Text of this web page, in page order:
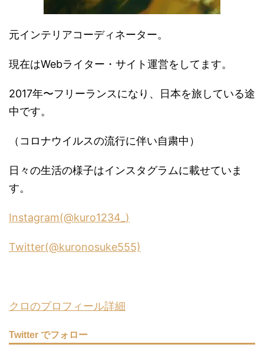
元インテリアコーディネーター。
現在はWebライター・サイト運営をしてます。
2017年〜フリーランスになり、日本を旅している途
中です。
（コロナウイルスの流行に伴い自粛中）
日々の生活の様子はインスタグラムに載せていま
す。
Instagram(@kuro1234_)
Twitter(@kuronosuke555)
クロのプロフィール詳細
Twitter でフォロー